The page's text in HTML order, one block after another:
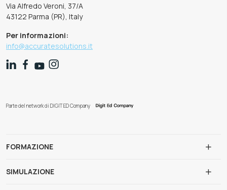
Via Alfredo Veroni, 37/A
43122 Parma (PR), Italy
Per informazioni:
info@accuratesolutions.it
Parte del network di DIGIT ED Company
FORMAZIONE
SIMULAZIONE